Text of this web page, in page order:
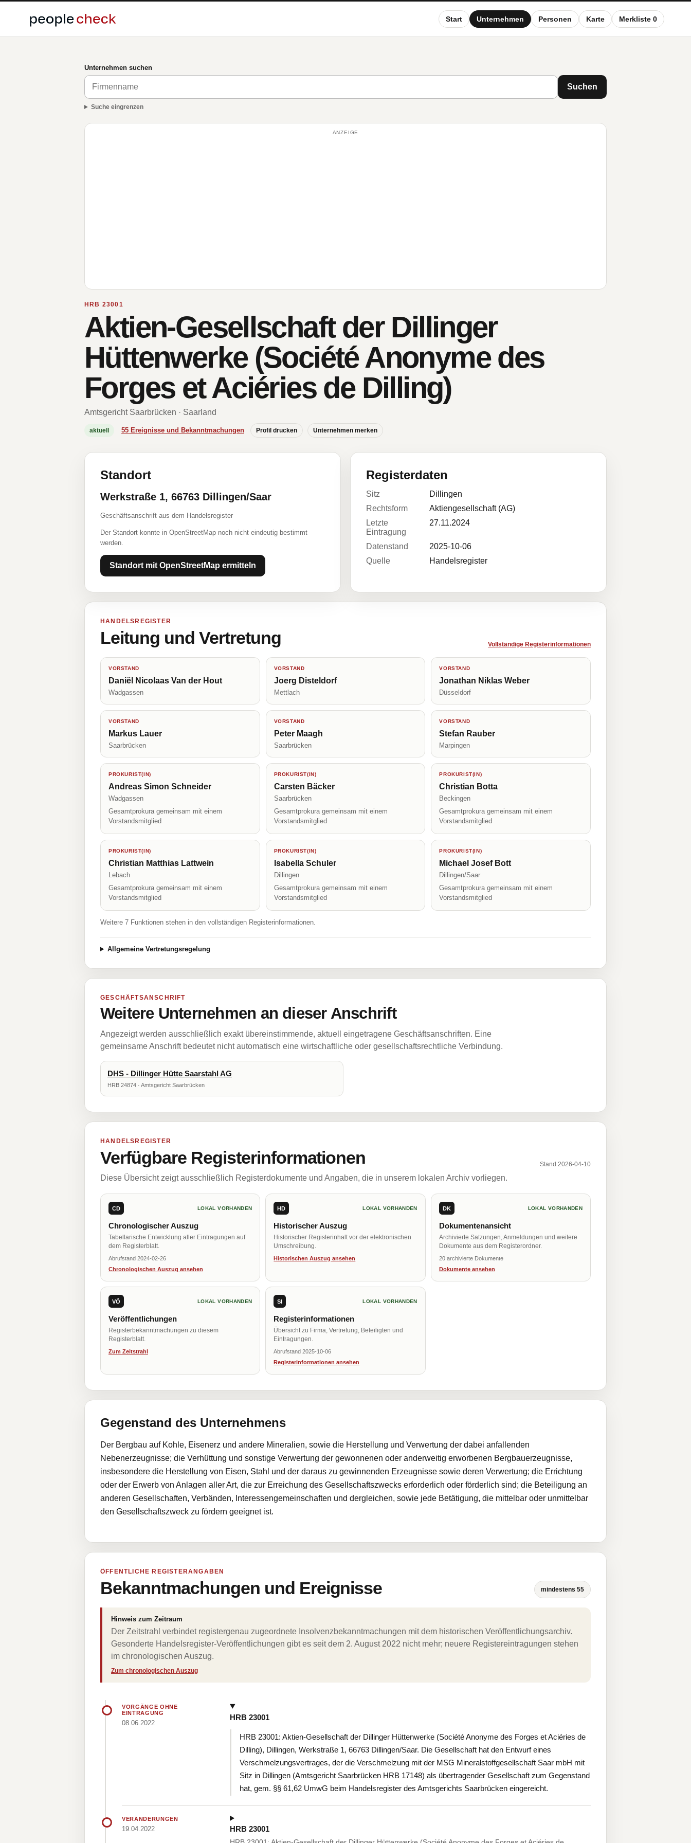
Start Unternehmen Personen Karte Merkliste 0
Unternehmen suchen
Suchen
Suche eingrenzen
ANZEIGE
HRB 23001
Aktien-Gesellschaft der Dillinger
Hüttenwerke (Société Anonyme des
Forges et Aciéries de Dilling)
Amtsgericht Saarbrücken · Saarland
aktuell 55 Ereignisse und Bekanntmachungen Profil drucken Unternehmen merken
Standort
Werkstraße 1, 66763 Dillingen/Saar
Geschäftsanschrift aus dem Handelsregister
Der Standort konnte in OpenStreetMap noch nicht eindeutig bestimmt
werden.
Standort mit OpenStreetMap ermitteln
Registerdaten
Sitz
Dillingen
Rechtsform
Aktiengesellschaft (AG)
Letzte
Eintragung
27.11.2024
Datenstand
2025-10-06
Quelle
Handelsregister
HANDELSREGISTER
Leitung und Vertretung Vollständige Registerinformationen
VORSTAND
Daniël Nicolaas Van der Hout
Wadgassen
VORSTAND
Joerg Disteldorf
Mettlach
VORSTAND
Jonathan Niklas Weber
Düsseldorf
VORSTAND
Markus Lauer
Saarbrücken
VORSTAND
Peter Maagh
Saarbrücken
VORSTAND
Stefan Rauber
Marpingen
PROKURIST(IN)
Andreas Simon Schneider
Wadgassen
Gesamtprokura gemeinsam mit einem
Vorstandsmitglied
PROKURIST(IN)
Carsten Bäcker
Saarbrücken
Gesamtprokura gemeinsam mit einem
Vorstandsmitglied
PROKURIST(IN)
Christian Botta
Beckingen
Gesamtprokura gemeinsam mit einem
Vorstandsmitglied
PROKURIST(IN)
Christian Matthias Lattwein
Lebach
Gesamtprokura gemeinsam mit einem
Vorstandsmitglied
PROKURIST(IN)
Isabella Schuler
Dillingen
Gesamtprokura gemeinsam mit einem
Vorstandsmitglied
PROKURIST(IN)
Michael Josef Bott
Dillingen/Saar
Gesamtprokura gemeinsam mit einem
Vorstandsmitglied
Weitere 7 Funktionen stehen in den vollständigen Registerinformationen.
Allgemeine Vertretungsregelung
GESCHÄFTSANSCHRIFT
Weitere Unternehmen an dieser Anschrift
Angezeigt werden ausschließlich exakt übereinstimmende, aktuell eingetragene Geschäftsanschriften. Eine
gemeinsame Anschrift bedeutet nicht automatisch eine wirtschaftliche oder gesellschaftsrechtliche Verbindung.
DHS - Dillinger Hütte Saarstahl AG
HRB 24874 · Amtsgericht Saarbrücken
HANDELSREGISTER
Verfügbare Registerinformationen Stand 2026-04-10
Diese Übersicht zeigt ausschließlich Registerdokumente und Angaben, die in unserem lokalen Archiv vorliegen.
CD LOKAL VORHANDEN
Chronologischer Auszug
Tabellarische Entwicklung aller Eintragungen auf
dem Registerblatt.
Abrufstand 2024-02-26
Chronologischen Auszug ansehen
HD LOKAL VORHANDEN
Historischer Auszug
Historischer Registerinhalt vor der elektronischen
Umschreibung.
Historischen Auszug ansehen
DK LOKAL VORHANDEN
Dokumentenansicht
Archivierte Satzungen, Anmeldungen und weitere
Dokumente aus dem Registerordner.
20 archivierte Dokumente
Dokumente ansehen
VÖ LOKAL VORHANDEN
Veröffentlichungen
Registerbekanntmachungen zu diesem
Registerblatt.
Zum Zeitstrahl
SI LOKAL VORHANDEN
Registerinformationen
Übersicht zu Firma, Vertretung, Beteiligten und
Eintragungen.
Abrufstand 2025-10-06
Registerinformationen ansehen
Gegenstand des Unternehmens
Der Bergbau auf Kohle, Eisenerz und andere Mineralien, sowie die Herstellung und Verwertung der dabei anfallenden
Nebenerzeugnisse; die Verhüttung und sonstige Verwertung der gewonnenen oder anderweitig erworbenen Bergbauerzeugnisse,
insbesondere die Herstellung von Eisen, Stahl und der daraus zu gewinnenden Erzeugnisse sowie deren Verwertung; die Errichtung
oder der Erwerb von Anlagen aller Art, die zur Erreichung des Gesellschaftszwecks erforderlich oder förderlich sind; die Beteiligung an
anderen Gesellschaften, Verbänden, Interessengemeinschaften und dergleichen, sowie jede Betätigung, die mittelbar oder unmittelbar
den Gesellschaftszweck zu fördern geeignet ist.
ÖFFENTLICHE REGISTERANGABEN
Bekanntmachungen und Ereignisse mindestens 55
Hinweis zum Zeitraum
Der Zeitstrahl verbindet registergenau zugeordnete Insolvenzbekanntmachungen mit dem historischen Veröffentlichungsarchiv.
Gesonderte Handelsregister-Veröffentlichungen gibt es seit dem 2. August 2022 nicht mehr; neuere Registereintragungen stehen
im chronologischen Auszug.
Zum chronologischen Auszug
VORGÄNGE OHNE
EINTRAGUNG
08.06.2022
HRB 23001
HRB 23001: Aktien-Gesellschaft der Dillinger Hüttenwerke (Société Anonyme des Forges et Aciéries de
Dilling), Dillingen, Werkstraße 1, 66763 Dillingen/Saar. Die Gesellschaft hat den Entwurf eines
Verschmelzungsvertrages, der die Verschmelzung mit der MSG Mineralstoffgesellschaft Saar mbH mit
Sitz in Dillingen (Amtsgericht Saarbrücken HRB 17148) als übertragender Gesellschaft zum Gegenstand
hat, gem. §§ 61,62 UmwG beim Handelsregister des Amtsgerichts Saarbrücken eingereicht.
VERÄNDERUNGEN
19.04.2022 HRB 23001